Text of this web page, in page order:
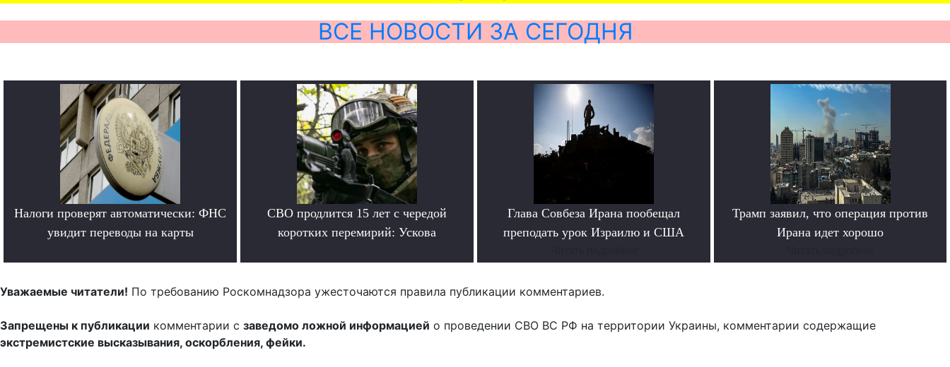
ВСЕ НОВОСТИ ЗА СЕГОДНЯ
Налоги проверят автоматически: ФНС
увидит переводы на карты
СВО продлится 15 лет с чередой
коротких перемирий: Ускова
Глава Совбеза Ирана пообещал
преподать урок Израилю и США
Трамп заявил, что операция против
Ирана идет хорошо
Уважаемые читатели! По требованию Роскомнадзора ужесточаются правила публикации комментариев.
Запрещены к публикации комментарии с заведомо ложной информацией о проведении СВО ВС РФ на территории Украины, комментарии содержащие
экстремистские высказывания, оскорбления, фейки.